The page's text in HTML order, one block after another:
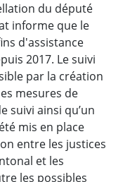
du député
informe que le
d'assistance
2017. Le suivi
par la création
mesures de
suivi ainsi qu’un
mis en place
entre les justices
et les
les possibles